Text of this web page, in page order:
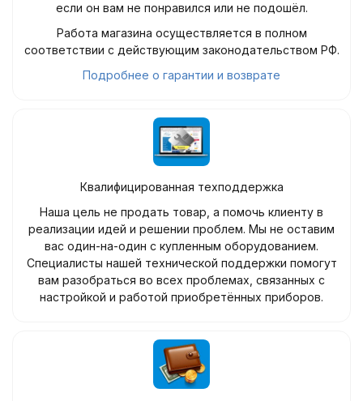
если он вам не понравился или не подошёл.
Работа магазина осуществляется в полном
соответствии с действующим законодательством РФ.
Подробнее о гарантии и возврате
Квалифицированная техподдержка
Наша цель не продать товар, а помочь клиенту в
реализации идей и решении проблем. Мы не оставим
вас один-на-один с купленным оборудованием.
Специалисты нашей технической поддержки помогут
вам разобраться во всех проблемах, связанных с
настройкой и работой приобретённых приборов.